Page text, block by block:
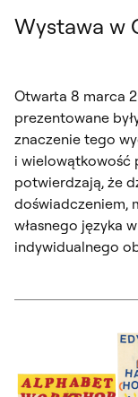
Wystawa w
Otwarta 8 marca
prezentowane
znaczenie tego
i wielowątkowość
potwierdzają, że
doświadczeniem,
własnego języka
indywidualnego